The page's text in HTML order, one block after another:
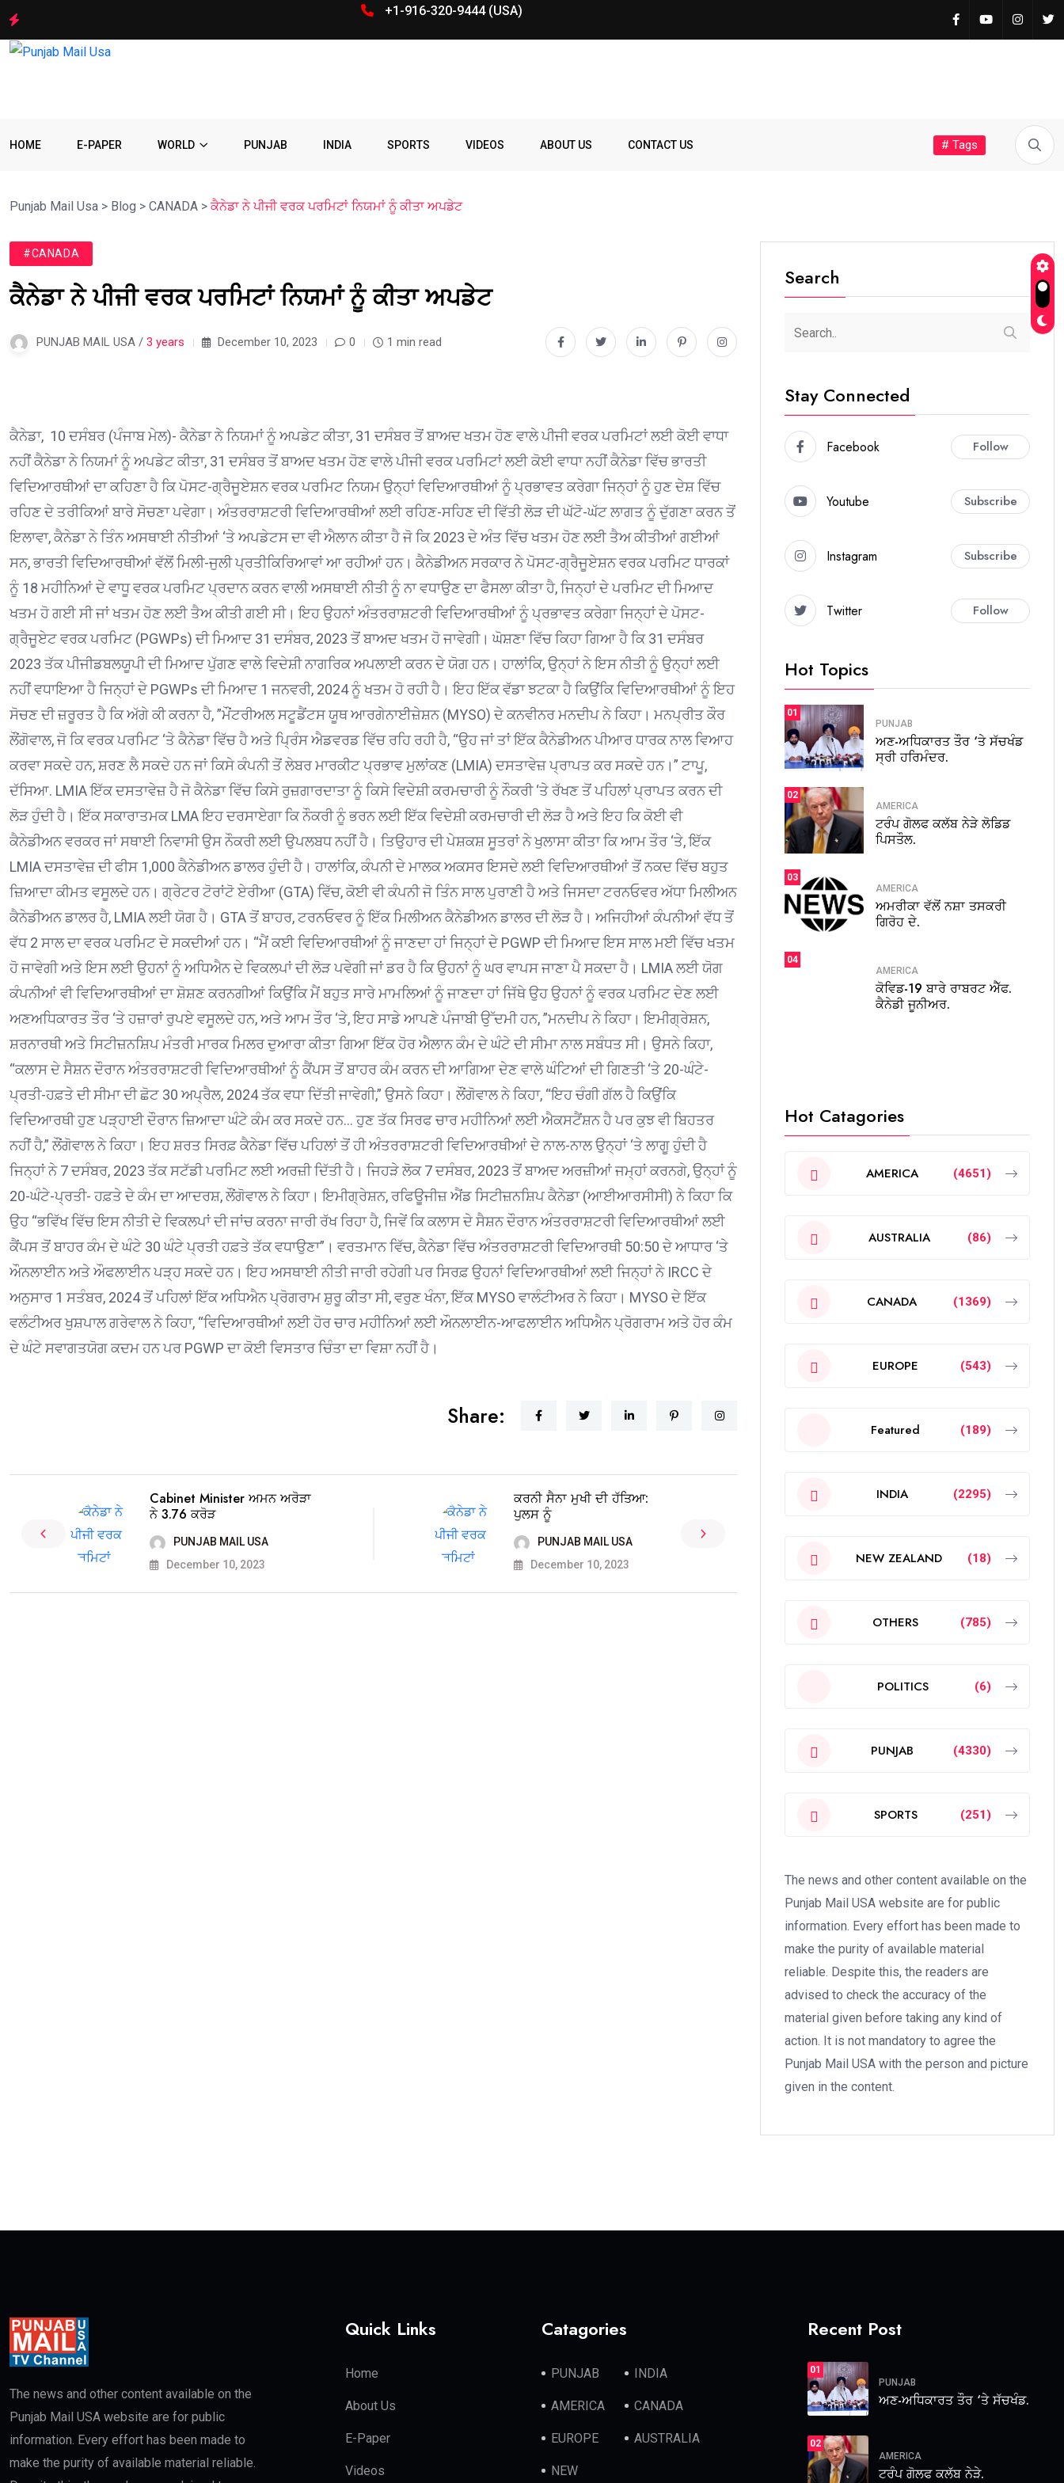
+1-916-320-9444 (USA)
HOME E-PAPER WORLD PUNJAB INDIA SPORTS VIDEOS ABOUT US CONTACT US # Tags
Punjab Mail Usa > Blog > CANADA > ਕੈਨੇਡਾ ਨੇ ਪੀਜੀ ਵਰਕ ਪਰਮਿਟਾਂ ਨਿਯਮਾਂ ਨੂੰ ਕੀਤਾ ਅਪਡੇਟ
#CANADA
ਕੈਨੇਡਾ ਨੇ ਪੀਜੀ ਵਰਕ ਪਰਮਿਟਾਂ ਨਿਯਮਾਂ ਨੂੰ ਕੀਤਾ ਅਪਡੇਟ
PUNJAB MAIL USA / 3 years December 10, 2023 0 1 min read
ਕੈਨੇਡਾ, 10 ਦਸੰਬਰ (ਪੰਜਾਬ ਮੇਲ)- ਕੈਨੇਡਾ ਨੇ ਨਿਯਮਾਂ ਨੂੰ ਅਪਡੇਟ ਕੀਤਾ, 31 ਦਸੰਬਰ ਤੋਂ ਬਾਅਦ ਖਤਮ ਹੋਣ ਵਾਲੇ ਪੀਜੀ ਵਰਕ ਪਰਮਿਟਾਂ ਲਈ ਕੋਈ ਵਾਧਾ
ਨਹੀਂਕੈਨੇਡਾ ਨੇ ਨਿਯਮਾਂ ਨੂੰ ਅਪਡੇਟ ਕੀਤਾ, 31 ਦਸੰਬਰ ਤੋਂ ਬਾਅਦ ਖਤਮ ਹੋਣ ਵਾਲੇ ਪੀਜੀ ਵਰਕ ਪਰਮਿਟਾਂ ਲਈ ਕੋਈ ਵਾਧਾ ਨਹੀਂਕੈਨੇਡਾ ਵਿੱਚ ਭਾਰਤੀ
ਵਿਦਿਆਰਥੀਆਂ ਦਾ ਕਹਿਣਾ ਹੈ ਕਿ ਪੋਸਟ-ਗ੍ਰੈਜੂਏਸ਼ਨ ਵਰਕ ਪਰਮਿਟ ਨਿਯਮ ਉਨ੍ਹਾਂ ਵਿਦਿਆਰਥੀਆਂ ਨੂੰ ਪ੍ਰਭਾਵਤ ਕਰੇਗਾ ਜਿਨ੍ਹਾਂ ਨੂੰ ਹੁਣ ਦੇਸ਼ ਵਿੱਚ
ਰਹਿਣ ਦੇ ਤਰੀਕਿਆਂ ਬਾਰੇ ਸੋਚਣਾ ਪਵੇਗਾ। ਅੰਤਰਰਾਸ਼ਟਰੀ ਵਿਦਿਆਰਥੀਆਂ ਲਈ ਰਹਿਣ-ਸਹਿਣ ਦੀ ਵਿੱਤੀ ਲੋੜ ਦੀ ਘੱਟੋ-ਘੱਟ ਲਾਗਤ ਨੂੰ ਦੁੱਗਣਾ ਕਰਨ ਤੋਂ
ਇਲਾਵਾ, ਕੈਨੇਡਾ ਨੇ ਤਿੰਨ ਅਸਥਾਈ ਨੀਤੀਆਂ ‘ਤੇ ਅਪਡੇਟਸ ਦਾ ਵੀ ਐਲਾਨ ਕੀਤਾ ਹੈ ਜੋ ਕਿ 2023 ਦੇ ਅੰਤ ਵਿੱਚ ਖਤਮ ਹੋਣ ਲਈ ਤੈਅ ਕੀਤੀਆਂ ਗਈਆਂ
ਸਨ, ਭਾਰਤੀ ਵਿਦਿਆਰਥੀਆਂ ਵੱਲੋਂ ਮਿਲੀ-ਜੁਲੀ ਪ੍ਰਤੀਕਿਰਿਆਵਾਂ ਆ ਰਹੀਆਂ ਹਨ। ਕੈਨੇਡੀਅਨ ਸਰਕਾਰ ਨੇ ਪੋਸਟ-ਗ੍ਰੈਜੂਏਸ਼ਨ ਵਰਕ ਪਰਮਿਟ ਧਾਰਕਾਂ
ਨੂੰ 18 ਮਹੀਨਿਆਂ ਦੇ ਵਾਧੂ ਵਰਕ ਪਰਮਿਟ ਪ੍ਰਦਾਨ ਕਰਨ ਵਾਲੀ ਅਸਥਾਈ ਨੀਤੀ ਨੂੰ ਨਾ ਵਧਾਉਣ ਦਾ ਫੈਸਲਾ ਕੀਤਾ ਹੈ, ਜਿਨ੍ਹਾਂ ਦੇ ਪਰਮਿਟ ਦੀ ਮਿਆਦ
ਖਤਮ ਹੋ ਗਈ ਸੀ ਜਾਂ ਖਤਮ ਹੋਣ ਲਈ ਤੈਅ ਕੀਤੀ ਗਈ ਸੀ। ਇਹ ਉਹਨਾਂ ਅੰਤਰਰਾਸ਼ਟਰੀ ਵਿਦਿਆਰਥੀਆਂ ਨੂੰ ਪ੍ਰਭਾਵਤ ਕਰੇਗਾ ਜਿਨ੍ਹਾਂ ਦੇ ਪੋਸਟ-
ਗ੍ਰੈਜੂਏਟ ਵਰਕ ਪਰਮਿਟ (PGWPs) ਦੀ ਮਿਆਦ 31 ਦਸੰਬਰ, 2023 ਤੋਂ ਬਾਅਦ ਖਤਮ ਹੋ ਜਾਵੇਗੀ। ਘੋਸ਼ਣਾ ਵਿੱਚ ਕਿਹਾ ਗਿਆ ਹੈ ਕਿ 31 ਦਸੰਬਰ
2023 ਤੱਕ ਪੀਜੀਡਬਲਯੂਪੀ ਦੀ ਮਿਆਦ ਪੁੱਗਣ ਵਾਲੇ ਵਿਦੇਸ਼ੀ ਨਾਗਰਿਕ ਅਪਲਾਈ ਕਰਨ ਦੇ ਯੋਗ ਹਨ। ਹਾਲਾਂਕਿ, ਉਨ੍ਹਾਂ ਨੇ ਇਸ ਨੀਤੀ ਨੂੰ ਉਨ੍ਹਾਂ ਲਈ
ਨਹੀਂ ਵਧਾਇਆ ਹੈ ਜਿਨ੍ਹਾਂ ਦੇ PGWPs ਦੀ ਮਿਆਦ 1 ਜਨਵਰੀ, 2024 ਨੂੰ ਖਤਮ ਹੋ ਰਹੀ ਹੈ। ਇਹ ਇੱਕ ਵੱਡਾ ਝਟਕਾ ਹੈ ਕਿਉਂਕਿ ਵਿਦਿਆਰਥੀਆਂ ਨੂੰ ਇਹ
ਸੋਚਣ ਦੀ ਜ਼ਰੂਰਤ ਹੈ ਕਿ ਅੱਗੇ ਕੀ ਕਰਨਾ ਹੈ, ”ਮੌਂਟਰੀਅਲ ਸਟੂਡੈਂਟਸ ਯੂਥ ਆਰਗੇਨਾਈਜ਼ੇਸ਼ਨ (MYSO) ਦੇ ਕਨਵੀਨਰ ਮਨਦੀਪ ਨੇ ਕਿਹਾ। ਮਨਪ੍ਰੀਤ ਕੌਰ
ਲੌਂਗੋਵਾਲ, ਜੋ ਕਿ ਵਰਕ ਪਰਮਿਟ ‘ਤੇ ਕੈਨੇਡਾ ਵਿੱਚ ਹੈ ਅਤੇ ਪ੍ਰਿੰਸ ਐਡਵਰਡ ਵਿੱਚ ਰਹਿ ਰਹੀ ਹੈ, “ਉਹ ਜਾਂ ਤਾਂ ਇੱਕ ਕੈਨੇਡੀਅਨ ਪੀਆਰ ਧਾਰਕ ਨਾਲ ਵਿਆਹ
ਕਰਵਾ ਸਕਦੇ ਹਨ, ਸ਼ਰਣ ਲੈ ਸਕਦੇ ਹਨ ਜਾਂ ਕਿਸੇ ਕੰਪਨੀ ਤੋਂ ਲੇਬਰ ਮਾਰਕੀਟ ਪ੍ਰਭਾਵ ਮੁਲਾਂਕਣ (LMIA) ਦਸਤਾਵੇਜ਼ ਪ੍ਰਾਪਤ ਕਰ ਸਕਦੇ ਹਨ।” ਟਾਪੂ,
ਦੱਸਿਆ. LMIA ਇੱਕ ਦਸਤਾਵੇਜ਼ ਹੈ ਜੋ ਕੈਨੇਡਾ ਵਿੱਚ ਕਿਸੇ ਰੁਜ਼ਗਾਰਦਾਤਾ ਨੂੰ ਕਿਸੇ ਵਿਦੇਸ਼ੀ ਕਰਮਚਾਰੀ ਨੂੰ ਨੌਕਰੀ ‘ਤੇ ਰੱਖਣ ਤੋਂ ਪਹਿਲਾਂ ਪ੍ਰਾਪਤ ਕਰਨ ਦੀ
ਲੋੜ ਹੁੰਦੀ ਹੈ। ਇੱਕ ਸਕਾਰਾਤਮਕ LMA ਇਹ ਦਰਸਾਏਗਾ ਕਿ ਨੌਕਰੀ ਨੂੰ ਭਰਨ ਲਈ ਇੱਕ ਵਿਦੇਸ਼ੀ ਕਰਮਚਾਰੀ ਦੀ ਲੋੜ ਹੈ ਅਤੇ ਇਹ ਕਿ ਕੋਈ ਵੀ
ਕੈਨੇਡੀਅਨ ਵਰਕਰ ਜਾਂ ਸਥਾਈ ਨਿਵਾਸੀ ਉਸ ਨੌਕਰੀ ਲਈ ਉਪਲਬਧ ਨਹੀਂ ਹੈ। ਤਿਉਹਾਰ ਦੀ ਪੇਸ਼ਕਸ਼ਸੂਤਰਾਂ ਨੇ ਖੁਲਾਸਾ ਕੀਤਾ ਕਿ ਆਮ ਤੌਰ ‘ਤੇ, ਇੱਕ
LMIA ਦਸਤਾਵੇਜ਼ ਦੀ ਫੀਸ 1,000 ਕੈਨੇਡੀਅਨ ਡਾਲਰ ਹੁੰਦੀ ਹੈ। ਹਾਲਾਂਕਿ, ਕੰਪਨੀ ਦੇ ਮਾਲਕ ਅਕਸਰ ਇਸਦੇ ਲਈ ਵਿਦਿਆਰਥੀਆਂ ਤੋਂ ਨਕਦ ਵਿੱਚ ਬਹੁਤ
ਜ਼ਿਆਦਾ ਕੀਮਤ ਵਸੂਲਦੇ ਹਨ। ਗ੍ਰੇਟਰ ਟੋਰਾਂਟੋ ਏਰੀਆ (GTA) ਵਿੱਚ, ਕੋਈ ਵੀ ਕੰਪਨੀ ਜੋ ਤਿੰਨ ਸਾਲ ਪੁਰਾਣੀ ਹੈ ਅਤੇ ਜਿਸਦਾ ਟਰਨਓਵਰ ਅੱਧਾ ਮਿਲੀਅਨ
ਕੈਨੇਡੀਅਨ ਡਾਲਰ ਹੈ, LMIA ਲਈ ਯੋਗ ਹੈ। GTA ਤੋਂ ਬਾਹਰ, ਟਰਨਓਵਰ ਨੂੰ ਇੱਕ ਮਿਲੀਅਨ ਕੈਨੇਡੀਅਨ ਡਾਲਰ ਦੀ ਲੋੜ ਹੈ। ਅਜਿਹੀਆਂ ਕੰਪਨੀਆਂ ਵੱਧ ਤੋਂ
ਵੱਧ 2 ਸਾਲ ਦਾ ਵਰਕ ਪਰਮਿਟ ਦੇ ਸਕਦੀਆਂ ਹਨ। “ਮੈਂ ਕਈ ਵਿਦਿਆਰਥੀਆਂ ਨੂੰ ਜਾਣਦਾ ਹਾਂ ਜਿਨ੍ਹਾਂ ਦੇ PGWP ਦੀ ਮਿਆਦ ਇਸ ਸਾਲ ਮਈ ਵਿੱਚ ਖਤਮ
ਹੋ ਜਾਵੇਗੀ ਅਤੇ ਇਸ ਲਈ ਉਹਨਾਂ ਨੂੰ ਅਧਿਐਨ ਦੇ ਵਿਕਲਪਾਂ ਦੀ ਲੋੜ ਪਵੇਗੀ ਜਾਂ ਡਰ ਹੈ ਕਿ ਉਹਨਾਂ ਨੂੰ ਘਰ ਵਾਪਸ ਜਾਣਾ ਪੈ ਸਕਦਾ ਹੈ। LMIA ਲਈ ਯੋਗ
ਕੰਪਨੀਆਂ ਵੀ ਵਿਦਿਆਰਥੀਆਂ ਦਾ ਸ਼ੋਸ਼ਣ ਕਰਨਗੀਆਂ ਕਿਉਂਕਿ ਮੈਂ ਬਹੁਤ ਸਾਰੇ ਮਾਮਲਿਆਂ ਨੂੰ ਜਾਣਦਾ ਹਾਂ ਜਿੱਥੇ ਉਹ ਉਹਨਾਂ ਨੂੰ ਵਰਕ ਪਰਮਿਟ ਦੇਣ ਲਈ
ਅਣਅਧਿਕਾਰਤ ਤੌਰ ‘ਤੇ ਹਜ਼ਾਰਾਂ ਰੁਪਏ ਵਸੂਲਦੇ ਹਨ, ਅਤੇ ਆਮ ਤੌਰ ‘ਤੇ, ਇਹ ਸਾਡੇ ਆਪਣੇ ਪੰਜਾਬੀ ਉੱਦਮੀ ਹਨ, ”ਮਨਦੀਪ ਨੇ ਕਿਹਾ। ਇਮੀਗ੍ਰੇਸ਼ਨ,
ਸ਼ਰਨਾਰਥੀ ਅਤੇ ਸਿਟੀਜ਼ਨਸ਼ਿਪ ਮੰਤਰੀ ਮਾਰਕ ਮਿਲਰ ਦੁਆਰਾ ਕੀਤਾ ਗਿਆ ਇੱਕ ਹੋਰ ਐਲਾਨ ਕੰਮ ਦੇ ਘੰਟੇ ਦੀ ਸੀਮਾ ਨਾਲ ਸਬੰਧਤ ਸੀ। ਉਸਨੇ ਕਿਹਾ,
“ਕਲਾਸ ਦੇ ਸੈਸ਼ਨ ਦੌਰਾਨ ਅੰਤਰਰਾਸ਼ਟਰੀ ਵਿਦਿਆਰਥੀਆਂ ਨੂੰ ਕੈਂਪਸ ਤੋਂ ਬਾਹਰ ਕੰਮ ਕਰਨ ਦੀ ਆਗਿਆ ਦੇਣ ਵਾਲੇ ਘੰਟਿਆਂ ਦੀ ਗਿਣਤੀ ‘ਤੇ 20-ਘੰਟੇ-
ਪ੍ਰਤੀ-ਹਫ਼ਤੇ ਦੀ ਸੀਮਾ ਦੀ ਛੋਟ 30 ਅਪ੍ਰੈਲ, 2024 ਤੱਕ ਵਧਾ ਦਿੱਤੀ ਜਾਵੇਗੀ,” ਉਸਨੇ ਕਿਹਾ। ਲੌਂਗੋਵਾਲ ਨੇ ਕਿਹਾ, “ਇਹ ਚੰਗੀ ਗੱਲ ਹੈ ਕਿਉਂਕਿ
ਵਿਦਿਆਰਥੀ ਹੁਣ ਪੜ੍ਹਾਈ ਦੌਰਾਨ ਜ਼ਿਆਦਾ ਘੰਟੇ ਕੰਮ ਕਰ ਸਕਦੇ ਹਨ… ਹੁਣ ਤੱਕ ਸਿਰਫ ਚਾਰ ਮਹੀਨਿਆਂ ਲਈ ਐਕਸਟੈਂਸ਼ਨ ਹੈ ਪਰ ਕੁਝ ਵੀ ਬਿਹਤਰ
ਨਹੀਂ ਹੈ,” ਲੌਂਗੋਵਾਲ ਨੇ ਕਿਹਾ। ਇਹ ਸ਼ਰਤ ਸਿਰਫ਼ ਕੈਨੇਡਾ ਵਿੱਚ ਪਹਿਲਾਂ ਤੋਂ ਹੀ ਅੰਤਰਰਾਸ਼ਟਰੀ ਵਿਦਿਆਰਥੀਆਂ ਦੇ ਨਾਲ-ਨਾਲ ਉਨ੍ਹਾਂ ‘ਤੇ ਲਾਗੂ ਹੁੰਦੀ ਹੈ
ਜਿਨ੍ਹਾਂ ਨੇ 7 ਦਸੰਬਰ, 2023 ਤੱਕ ਸਟੱਡੀ ਪਰਮਿਟ ਲਈ ਅਰਜ਼ੀ ਦਿੱਤੀ ਹੈ। ਜਿਹੜੇ ਲੋਕ 7 ਦਸੰਬਰ, 2023 ਤੋਂ ਬਾਅਦ ਅਰਜ਼ੀਆਂ ਜਮ੍ਹਾਂ ਕਰਨਗੇ, ਉਨ੍ਹਾਂ ਨੂੰ
20-ਘੰਟੇ-ਪ੍ਰਤੀ- ਹਫ਼ਤੇ ਦੇ ਕੰਮ ਦਾ ਆਦਰਸ਼, ਲੌਂਗੋਵਾਲ ਨੇ ਕਿਹਾ। ਇਮੀਗ੍ਰੇਸ਼ਨ, ਰਫਿਊਜੀਜ਼ ਐਂਡ ਸਿਟੀਜ਼ਨਸ਼ਿਪ ਕੈਨੇਡਾ (ਆਈਆਰਸੀਸੀ) ਨੇ ਕਿਹਾ ਕਿ
ਉਹ “ਭਵਿੱਖ ਵਿੱਚ ਇਸ ਨੀਤੀ ਦੇ ਵਿਕਲਪਾਂ ਦੀ ਜਾਂਚ ਕਰਨਾ ਜਾਰੀ ਰੱਖ ਰਿਹਾ ਹੈ, ਜਿਵੇਂ ਕਿ ਕਲਾਸ ਦੇ ਸੈਸ਼ਨ ਦੌਰਾਨ ਅੰਤਰਰਾਸ਼ਟਰੀ ਵਿਦਿਆਰਥੀਆਂ ਲਈ
ਕੈਂਪਸ ਤੋਂ ਬਾਹਰ ਕੰਮ ਦੇ ਘੰਟੇ 30 ਘੰਟੇ ਪ੍ਰਤੀ ਹਫ਼ਤੇ ਤੱਕ ਵਧਾਉਣਾ”। ਵਰਤਮਾਨ ਵਿੱਚ, ਕੈਨੇਡਾ ਵਿੱਚ ਅੰਤਰਰਾਸ਼ਟਰੀ ਵਿਦਿਆਰਥੀ 50:50 ਦੇ ਆਧਾਰ ‘ਤੇ
ਔਨਲਾਈਨ ਅਤੇ ਔਫਲਾਈਨ ਪੜ੍ਹ ਸਕਦੇ ਹਨ। ਇਹ ਅਸਥਾਈ ਨੀਤੀ ਜਾਰੀ ਰਹੇਗੀ ਪਰ ਸਿਰਫ਼ ਉਹਨਾਂ ਵਿਦਿਆਰਥੀਆਂ ਲਈ ਜਿਨ੍ਹਾਂ ਨੇ IRCC ਦੇ
ਅਨੁਸਾਰ 1 ਸਤੰਬਰ, 2024 ਤੋਂ ਪਹਿਲਾਂ ਇੱਕ ਅਧਿਐਨ ਪ੍ਰੋਗਰਾਮ ਸ਼ੁਰੂ ਕੀਤਾ ਸੀ, ਵਰੁਣ ਖੰਨਾ, ਇੱਕ MYSO ਵਾਲੰਟੀਅਰ ਨੇ ਕਿਹਾ। MYSO ਦੇ ਇੱਕ
ਵਲੰਟੀਅਰ ਖੁਸ਼ਪਾਲ ਗਰੇਵਾਲ ਨੇ ਕਿਹਾ, “ਵਿਦਿਆਰਥੀਆਂ ਲਈ ਹੋਰ ਚਾਰ ਮਹੀਨਿਆਂ ਲਈ ਔਨਲਾਈਨ-ਆਫਲਾਈਨ ਅਧਿਐਨ ਪ੍ਰੋਗਰਾਮ ਅਤੇ ਹੋਰ ਕੰਮ
ਦੇ ਘੰਟੇ ਸਵਾਗਤਯੋਗ ਕਦਮ ਹਨ ਪਰ PGWP ਦਾ ਕੋਈ ਵਿਸਤਾਰ ਚਿੰਤਾ ਦਾ ਵਿਸ਼ਾ ਨਹੀਂ ਹੈ।
Share:
Cabinet Minister ਅਮਨ ਅਰੋੜਾ
ਨੇ 3.76 ਕਰੋੜ
PUNJAB MAIL USA
December 10, 2023
ਕਰਨੀ ਸੈਨਾ ਮੁਖੀ ਦੀ ਹੱਤਿਆ:
ਪੁਲਸ ਨੂੰ
PUNJAB MAIL USA
December 10, 2023
Search
Stay Connected
Facebook Follow
Youtube Subscribe
Instagram Subscribe
Twitter Follow
Hot Topics
01
PUNJAB
ਅਣ-ਅਧਿਕਾਰਤ ਤੌਰ ‘ਤੇ ਸੱਚਖੰਡ
ਸ੍ਰੀ ਹਰਿਮੰਦਰ.
02
AMERICA
ਟਰੰਪ ਗੋਲਫ ਕਲੱਬ ਨੇੜੇ ਲੋਡਿਡ
ਪਿਸਤੌਲ.
03
AMERICA
ਅਮਰੀਕਾ ਵੱਲੋਂ ਨਸ਼ਾ ਤਸਕਰੀ
ਗਿਰੋਹ ਦੇ.
04
AMERICA
ਕੋਵਿਡ-19 ਬਾਰੇ ਰਾਬਰਟ ਐੱਫ.
ਕੈਨੇਡੀ ਜੂਨੀਅਰ.
Hot Catagories
AMERICA (4651)
AUSTRALIA (86)
CANADA (1369)
EUROPE (543)
Featured (189)
INDIA (2295)
NEW ZEALAND (18)
OTHERS (785)
POLITICS (6)
PUNJAB (4330)
SPORTS (251)
The news and other content available on the
Punjab Mail USA website are for public
information. Every effort has been made to
make the purity of available material
reliable. Despite this, the readers are
advised to check the accuracy of the
material given before taking any kind of
action. It is not mandatory to agree the
Punjab Mail USA with the person and picture
given in the content.
The news and other content available on the
Punjab Mail USA website are for public
information. Every effort has been made to
make the purity of available material reliable.
Quick Links
Home
About Us
E-Paper
Videos
Catagories
PUNJAB INDIA
AMERICA CANADA
EUROPE AUSTRALIA
NEW
Recent Post
01
PUNJAB
ਅਣ-ਅਧਿਕਾਰਤ ਤੌਰ ‘ਤੇ ਸੱਚਖੰਡ.
02
AMERICA
ਟਰੰਪ ਗੋਲਫ ਕਲੱਬ ਨੇੜੇ.